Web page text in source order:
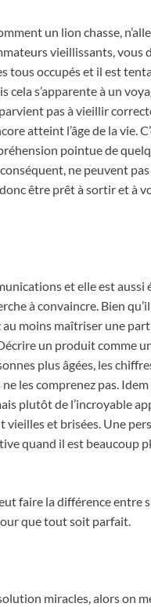
un lion chasse,
vieillissants, vous
tous occupés et il est
s’apparente à un
pas à vieillir
atteint l’âge de la vie.
pointue de
ne peuvent
être prêt à sortir et à
et elle est
à convaincre. Bien
moins maîtriser une
un produit comme
plus âgées, les
les comprenez pas.
plutôt de l’incroyable
vieilles et brisées. Une
quand il est beaucoup
faire la différence entre
que tout soit parfait.
miracles, alors on